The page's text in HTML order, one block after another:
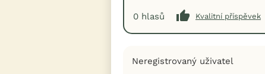
0 hlasů Kvalitní příspěvek
Neregistrovaný uživatel